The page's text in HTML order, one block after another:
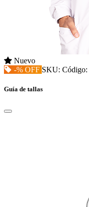
Nuevo
-% OFF SKU: Código:
Guía de tallas